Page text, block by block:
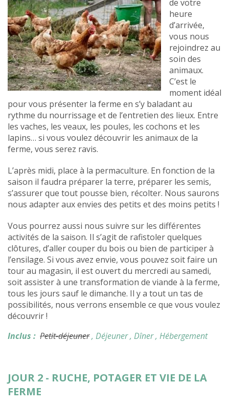
de votre
heure
d’arrivée,
vous nous
rejoindrez au
soin des
animaux.
C’est le
moment idéal
pour vous présenter la ferme en s’y baladant au
rythme du nourrissage et de l’entretien des lieux. Entre
les vaches, les veaux, les poules, les cochons et les
lapins… si vous voulez découvrir les animaux de la
ferme, vous serez ravis.
L’après midi, place à la permaculture. En fonction de la
saison il faudra préparer la terre, préparer les semis,
s’assurer que tout pousse bien, récolter. Nous saurons
nous adapter aux envies des petits et des moins petits !
Vous pourrez aussi nous suivre sur les différentes
activités de la saison. Il s’agit de rafistoler quelques
clôtures, d’aller couper du bois ou bien de participer à
l’ensilage. Si vous avez envie, vous pouvez soit faire un
tour au magasin, il est ouvert du mercredi au samedi,
soit assister à une transformation de viande à la ferme,
tous les jours sauf le dimanche. Il y a tout un tas de
possibilités, nous verrons ensemble ce que vous voulez
découvrir !
Inclus : Petit-déjeuner, Déjeuner, Dîner, Hébergement
JOUR 2 - RUCHE, POTAGER ET VIE DE LA
FERME